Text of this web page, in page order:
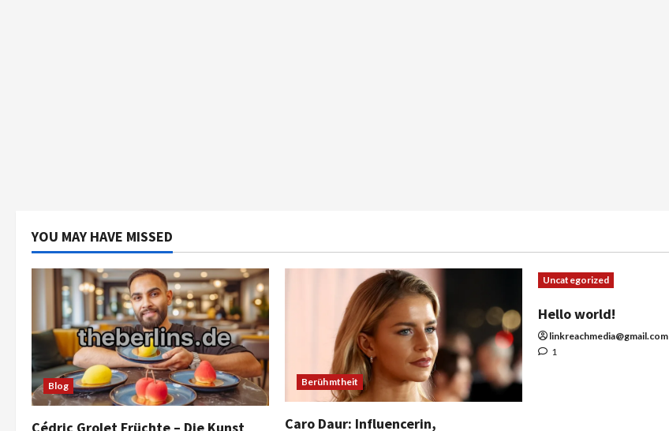
YOU MAY HAVE MISSED
Blog Berühmtheit
Caro Daur: Influencerin,
Uncategorized
Hello world!
linkreachmedia@gmail.com
1